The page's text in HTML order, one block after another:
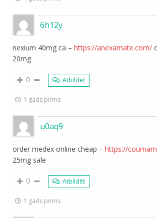
6h12y
nexium 40mg ca –https://anexamate.com/
20mg
0 Atbildēt
1 gads pirms
u0aq9
order medex online cheap –https://
25mg sale
0 Atbildēt
1 gads pirms